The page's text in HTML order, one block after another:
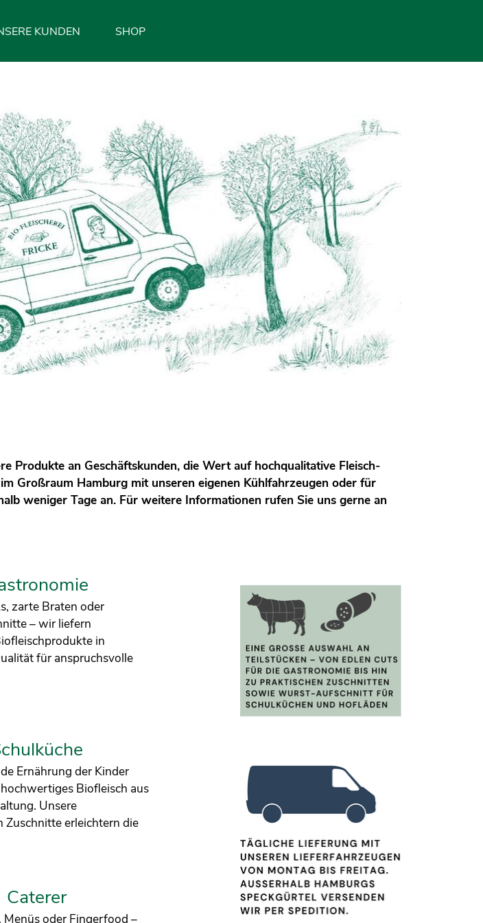
KUNDEN SHOP
Produkte an Geschäftskunden, die Wert auf hochqualitative Fleisch-
Großraum Hamburg mit unseren eigenen Kühlfahrzeugen oder für
weniger Tage an. Für weitere Informationen rufen Sie uns gerne an
zarte Braten oder
– wir liefern
in
für anspruchsvolle
Ernährung der Kinder
Biofleisch aus
Unsere
Zuschnitte erleichtern die
Caterer
oder Fingerfood –